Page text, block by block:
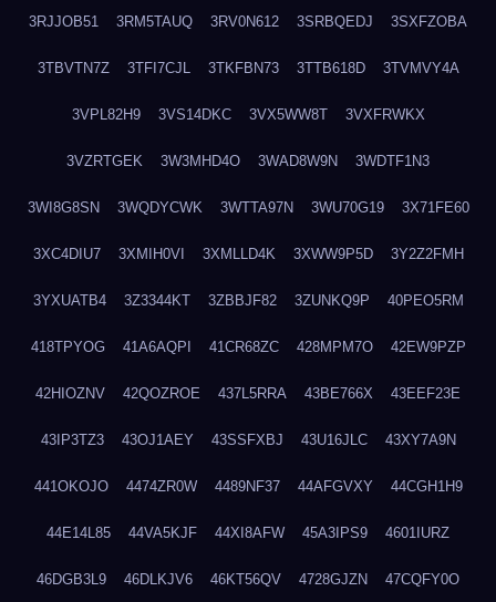
3RJJOB51 3RM5TAUQ 3RV0N612 3SRBQEDJ 3SXFZOBA
3TBVTN7Z 3TFI7CJL 3TKFBN73 3TTB618D 3TVMVY4A
3VPL82H9 3VS14DKC 3VX5WW8T 3VXFRWKX
3VZRTGEK 3W3MHD4O 3WAD8W9N 3WDTF1N3
3WI8G8SN 3WQDYCWK 3WTTA97N 3WU70G19 3X71FE60
3XC4DIU7 3XMIH0VI 3XMLLD4K 3XWW9P5D 3Y2Z2FMH
3YXUATB4 3Z3344KT 3ZBBJF82 3ZUNKQ9P 40PEO5RM
418TPYOG 41A6AQPI 41CR68ZC 428MPM7O 42EW9PZP
42HIOZNV 42QOZROE 437L5RRA 43BE766X 43EEF23E
43IP3TZ3 43OJ1AEY 43SSFXBJ 43U16JLC 43XY7A9N
441OKOJO 4474ZR0W 4489NF37 44AFGVXY 44CGH1H9
44E14L85 44VA5KJF 44XI8AFW 45A3IPS9 4601IURZ
46DGB3L9 46DLKJV6 46KT56QV 4728GJZN 47CQFY0O